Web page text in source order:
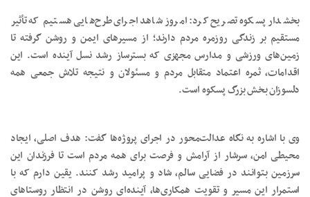
بخشدار پسکوه تصریح کرد: امروز شاهد اجرای طرح‌هایی هستیم که تأثیر
مستقیم بر زندگی روزمره مردم دارند؛ از مسیرهای ایمن و روشن گرفته تا
زمین‌های ورزشی و مدارس مجهزی که بسترساز رشد نسل آینده است. این
اقدامات، ثمره اعتماد متقابل مردم و مسئولان و نتیجه تلاش جمعی همه
دلسوزان بخش بزرگ پسکوه است.
وی با اشاره به نگاه عدالت‌محور در اجرای پروژه‌ها گفت: هدف اصلی، ایجاد
محیطی امن، سرشار از آرامش و فرصت برای همه مردم است تا فرزندان این
سرزمین بتوانند در فضایی سالم، شاد و پرامید رشد کنند. یقین دارم که با
استمرار این مسیر و تقویت همکاری‌ها، آینده‌ای روشن در انتظار روستاهای